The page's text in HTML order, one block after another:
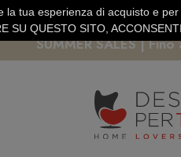
PAGAMENTO SICURO
SUMMER SALES |
la tua esperienza di acquisto e
SU QUESTO SITO,